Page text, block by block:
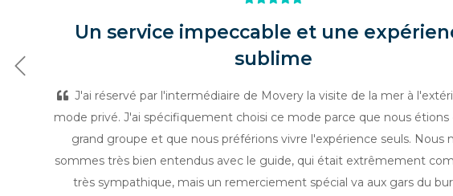
Un service impeccable et une
sublime
J'ai réservé par l'intermédiaire de Movery la visite de la mer à
mode privé. J'ai spécifiquement choisi ce mode parce que nous étions
grand groupe et que nous préférions vivre l'expérience seuls. Nous
sommes très bien entendus avec le guide, qui était extrêmement
très sympathique, mais un remerciement spécial va aux gars du
Précédent